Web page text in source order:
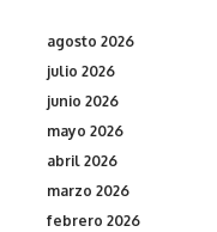
agosto 2026
julio 2026
junio 2026
mayo 2026
abril 2026
marzo 2026
febrero 2026